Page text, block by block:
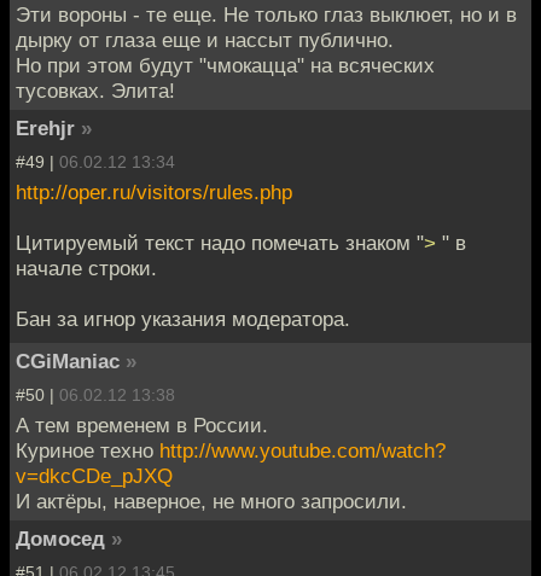
Эти вороны - те еще. Не только глаз выклюет, но и в
дырку от глаза еще и нассыт публично.
Но при этом будут "чмокацца" на всяческих
тусовках. Элита!
Erehjr »
#49 | 06.02.12 13:34
http://oper.ru/visitors/rules.php
Цитируемый текст надо помечать знаком "> " в
начале строки.
Бан за игнор указания модератора.
CGiManiac »
#50 | 06.02.12 13:38
А тем временем в России.
Куриное техно http://www.youtube.com/watch?
v=dkcCDe_pJXQ
И актёры, наверное, не много запросили.
Домосед »